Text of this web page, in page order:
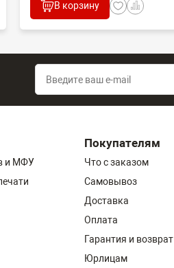
В корзину
и МФУ
Покупателям
Что с заказом
Самовывоз
Доставка
Оплата
Гарантия и возврат
Юрлицам